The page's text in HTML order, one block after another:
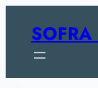
content